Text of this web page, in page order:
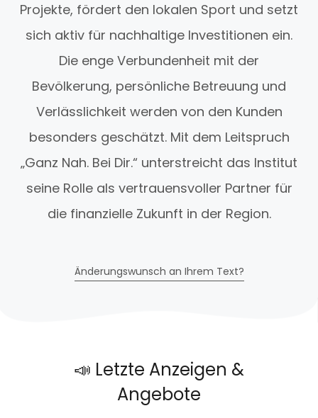
Projekte, fördert den lokalen Sport und setzt
sich aktiv für nachhaltige Investitionen ein.
Die enge Verbundenheit mit der
Bevölkerung, persönliche Betreuung und
Verlässlichkeit werden von den Kunden
besonders geschätzt. Mit dem Leitspruch
„Ganz Nah. Bei Dir.“ unterstreicht das Institut
seine Rolle als vertrauensvoller Partner für
die finanzielle Zukunft in der Region.
Änderungswunsch an Ihrem Text?